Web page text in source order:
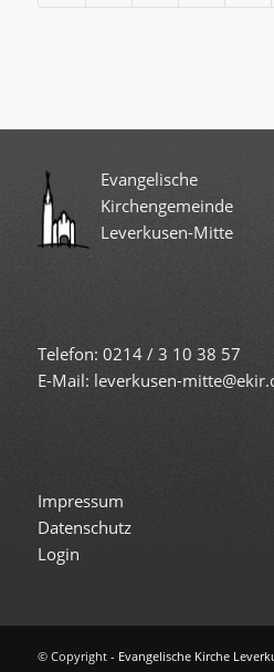
Evangelische
Kirchengemeinde
Leverkusen-Mitte
Telefon: 0214 / 3 10 38 57
E-Mail: leverkusen-
Impressum
Datenschutz
Login
© Copyright - Evangelische Kirche